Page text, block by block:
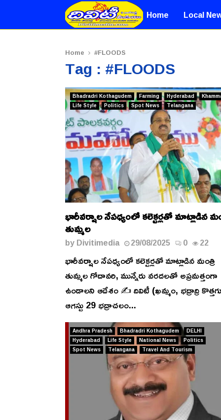
Home Local
Home #FLOODS
Tag : #FLOODS
Bhadradri Kothagudem Farming Hyderabad
Life Style
Politics Spot News Telangana
భారీవర్షాల నేపధ్యంలో కలెక్టర్లతో మాట్లాడిన
తుమ్మల
byDivitimedia 29/08/2025 0 22
భారీవర్షాల నేపధ్యంలో కలెక్టర్లతో మాట్లాడిన మంత్రి
తుమ్మల గోదావరి, మున్నేరు వరదలతో అప్రమత్తంగా
ఉండాలని ఆదేశం ✍️ దివిటీ (ఖమ్మం, భద్రాద్రి
ఆగస్టు 29 భద్రాచలం...
Andhra Pradesh Bhadradri Kothagudem
DELHI
Hyderabad
Life Style National News
Politics
Spot News
Telangana Travel And Tourism